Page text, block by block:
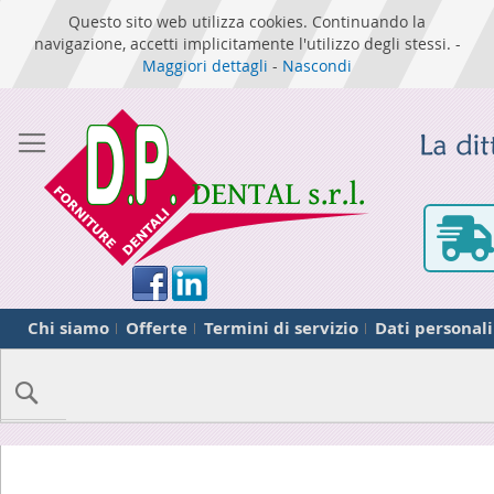
Questo sito web utilizza cookies. Continuando la
navigazione, accetti implicitamente l'utilizzo degli stessi. -
Maggiori dettagli - Nascondi
Chi siamo Offerte Termini di servizio Dati personali